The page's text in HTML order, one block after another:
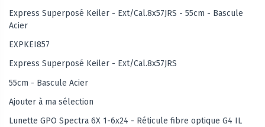
Express Superposé Keiler - Ext/Cal.8x57JRS - 55cm - Bascule
Acier
EXPKEI857
Express Superposé Keiler - Ext/Cal.8x57JRS
55cm - Bascule Acier
Ajouter à ma sélection
Lunette GPO Spectra 6X 1-6x24 - Réticule fibre optique G4 IL